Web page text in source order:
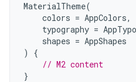
MaterialTheme(
colors = AppColors,
typography =
shapes = AppShapes
)
{
// M2 content
}